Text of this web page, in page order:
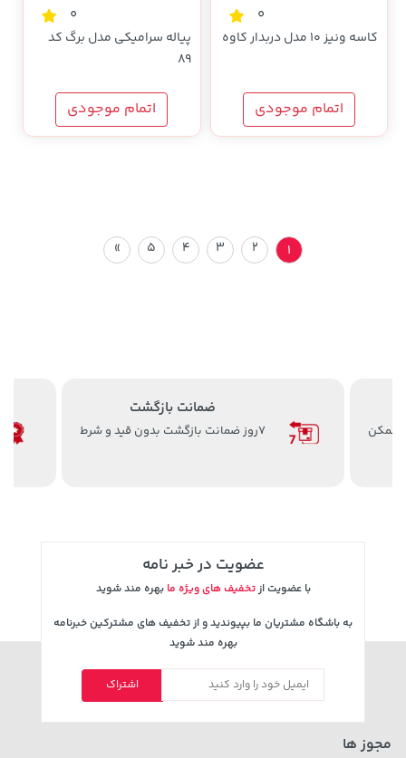
0
کاسه ونیز 10 مدل دربدار کاوه
اتمام موجودی
0
پیاله سرامیکی مدل برگ کد
89
اتمام موجودی
1
2
3
4
5
»
ممکن
ضمانت بازگشت
7روز ضمانت بازگشت بدون قید و شرط
عضویت در خبر نامه
با عضویت ازتخفیف های ویژه ما بهره مند شوید
به باشگاه مشتریان ما بپیوندید و از تخفیف های مشترکین خبرنامه
بهره مند شوید
اشتراک
مجوز ها